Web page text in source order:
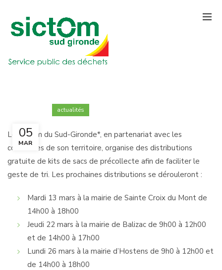
05
MAR
actualités
Le Sictom du Sud-Gironde*, en partenariat avec les
communes de son territoire, organise des distributions
gratuite de kits de sacs de précollecte afin de faciliter le
geste de tri. Les prochaines distributions se dérouleront :
Mardi 13 mars à la mairie de Sainte Croix du Mont de
14h00 à 18h00
Jeudi 22 mars à la mairie de Balizac de 9h00 à 12h00
et de 14h00 à 17h00
Lundi 26 mars à la mairie d’Hostens de 9h0 à 12h00 et
de 14h00 à 18h00